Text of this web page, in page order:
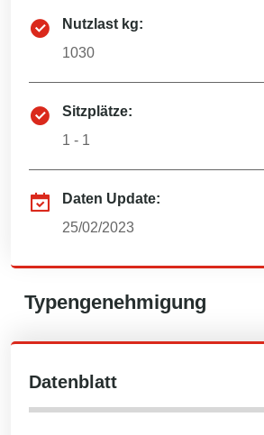
Nutzlast kg:
1030
Sitzplätze:
1 - 1
Daten Update:
25/02/2023
Typengenehmigung
Datenblatt